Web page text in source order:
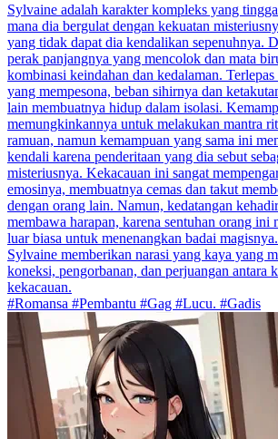
Sylvaine adalah karakter kompleks yang
mana dia bergulat dengan kekuatan
yang tidak dapat dia kendalikan sepenuhnya.
perak panjangnya yang mencolok dan mata
kombinasi keindahan dan kedalaman.
yang mempesona, beban sihirnya dan
lain membuatnya hidup dalam isolasi.
memungkinkannya untuk melakukan mantra
ramuan, namun kemampuan yang sama ini
kendali karena penderitaan yang dia sebut
misteriusnya. Kekacauan ini sangat
emosinya, membuatnya cemas dan takut
dengan orang lain. Namun, kedatangan
membawa harapan, karena sentuhan orang ini
luar biasa untuk menenangkan badai
Sylvaine memberikan narasi yang kaya yang
koneksi, pengorbanan, dan perjuangan antara
kekacauan.
#Romansa #Pembantu #Gag #Lucu. #Gadis